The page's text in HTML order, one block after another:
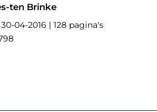
ten Brinke
04-2016 | 128 pagina's